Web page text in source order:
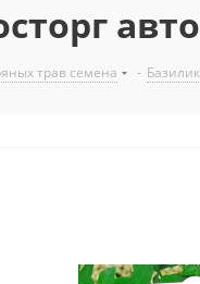
трав семена -